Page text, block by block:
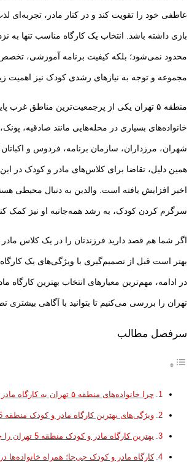
عاطفی خود را تقویت کند و در کنار مادر، تجربه‌ای
بازی داشته باشد. انتخاب یک کارگاه مناسب تنها به
محدود نمی‌شود؛ بلکه کیفیت برنامه آموزشی، تخصص
مجموعه و توجه به نیازهای رشدی کودک نیز اهمیت
منطقه ۵ تهران یکی از پرجمعیت‌ترین مناطق
خانواده‌های بسیاری در محله‌هایی مانند صادقیه،
شهران، مرزداران، سازمان برنامه، فردوس و
همین دلیل، تقاضا برای کلاس‌های مادر و کودک در
اخیر افزایش یافته است. والدین به دنبال محیطی
سرگرم کردن کودک، به رشد همه‌جانبه او نیز کمک
اگر شما هم قصد دارید فرزندتان را در یک کلاس مادر
بهتر است قبل از تصمیم‌گیری با ویژگی‌های یک کارگاه
تهران را بررسی می‌کنیم تا بتوانید با آگاهی بیشتری
سرفصل مطالب
چرا خانواده‌های منطقه ۵ تهران به کارگاه مادر و کودک نیاز دارند؟
ویژگی‌های بهترین کارگاه مادر و کودک منطقه 5 تهران
بهترین کارگاه مادر و کودک منطقه 5 تهران را چگونه انتخاب کنیم؟
کارگاه‌ مادر و کودک جی‌جا؛ همراه خانواده‌ها